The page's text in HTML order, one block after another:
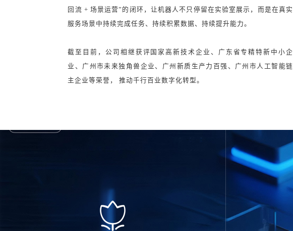
回流 + 场景运营”的闭环，让机器人不只停留在实验室展示，而是在真实
服务场景中持续完成任务、持续积累数据、持续提升能力。
截至目前，公司相继获评国家高新技术企业、广东省专精特新中小企
业、广州市未来独角兽企业、广州新质生产力百强、广州市人工智能链
主企业等荣誉， 推动千行百业数字化转型。